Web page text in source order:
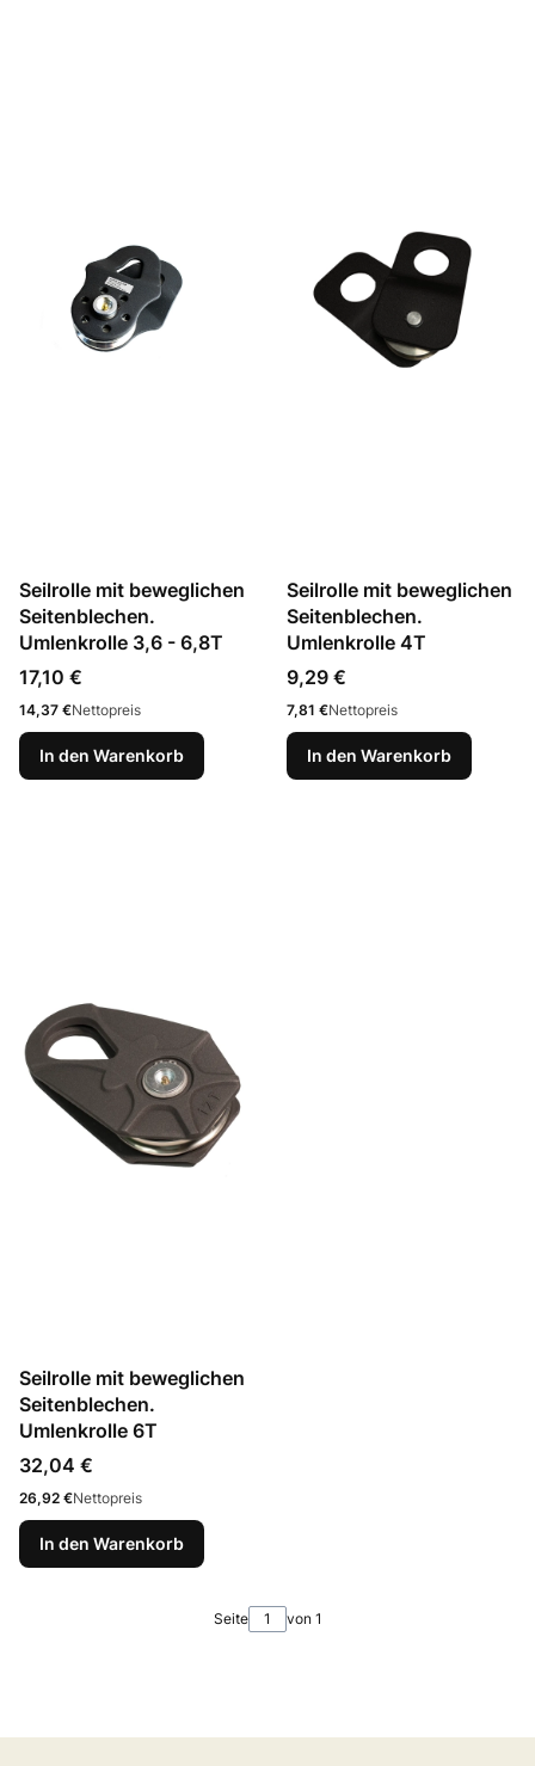
Seilrolle mit beweglichen
Seitenblechen.
Umlenkrolle 3,6 - 6,8T
Preis
17,10 €
Preis
14,37 €Nettopreis
In den Warenkorb
Seilrolle mit beweglichen
Seitenblechen.
Umlenkrolle 4T
Preis
9,29 €
Preis
7,81 €Nettopreis
In den Warenkorb
Seilrolle mit beweglichen
Seitenblechen.
Umlenkrolle 6T
Preis
32,04 €
Preis
26,92 €Nettopreis
In den Warenkorb
Seite von 1